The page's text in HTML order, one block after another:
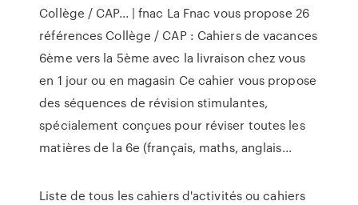
Collège / CAP... | fnac La Fnac vous propose 26
références Collège / CAP : Cahiers de vacances
6ème vers la 5ème avec la livraison chez vous
en 1 jour ou en magasin Ce cahier vous propose
des séquences de révision stimulantes,
spécialement conçues pour réviser toutes les
matières de la 6e (français, maths, anglais...
Liste de tous les cahiers d'activités ou cahiers